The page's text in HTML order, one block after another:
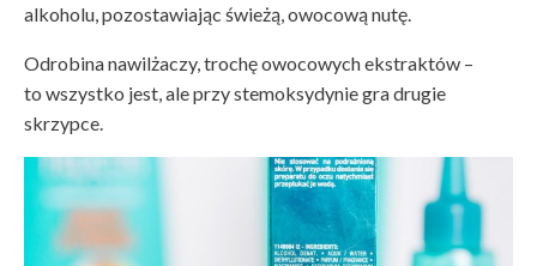
alkoholu, pozostawiając świeżą, owocową nutę.
Odrobina nawilżaczy, trochę owocowych ekstraktów –
to wszystko jest, ale przy stemoksydynie gra drugie
skrzypce.